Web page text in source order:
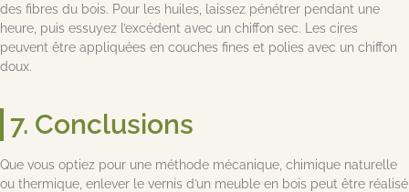
des fibres du bois. Pour les huiles, laissez pénétrer pendant une
heure, puis essuyez l’excédent avec un chiffon sec. Les cires
peuvent être appliquées en couches fines et polies avec un chiffon
doux.
7. Conclusions
Que vous optiez pour une méthode mécanique, chimique naturelle
ou thermique, enlever le vernis d’un meuble en bois peut être réalisé